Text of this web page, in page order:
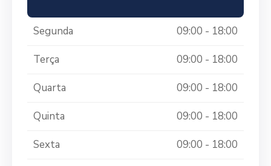
Segunda 09:00 - 18:00
Terça 09:00 - 18:00
Quarta 09:00 - 18:00
Quinta 09:00 - 18:00
Sexta 09:00 - 18:00